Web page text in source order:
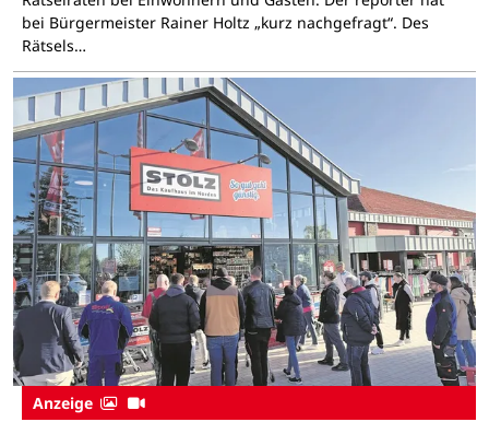
bei Bürgermeister Rainer Holtz „kurz nachgefragt“. Des
Rätsels…
Anzeige